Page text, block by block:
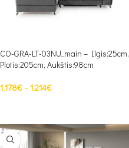
CO-GRA-LT-03NU_main – Ilgis:25cm,
Plotis:205cm, Aukštis:98cm
1,178€–1,214€